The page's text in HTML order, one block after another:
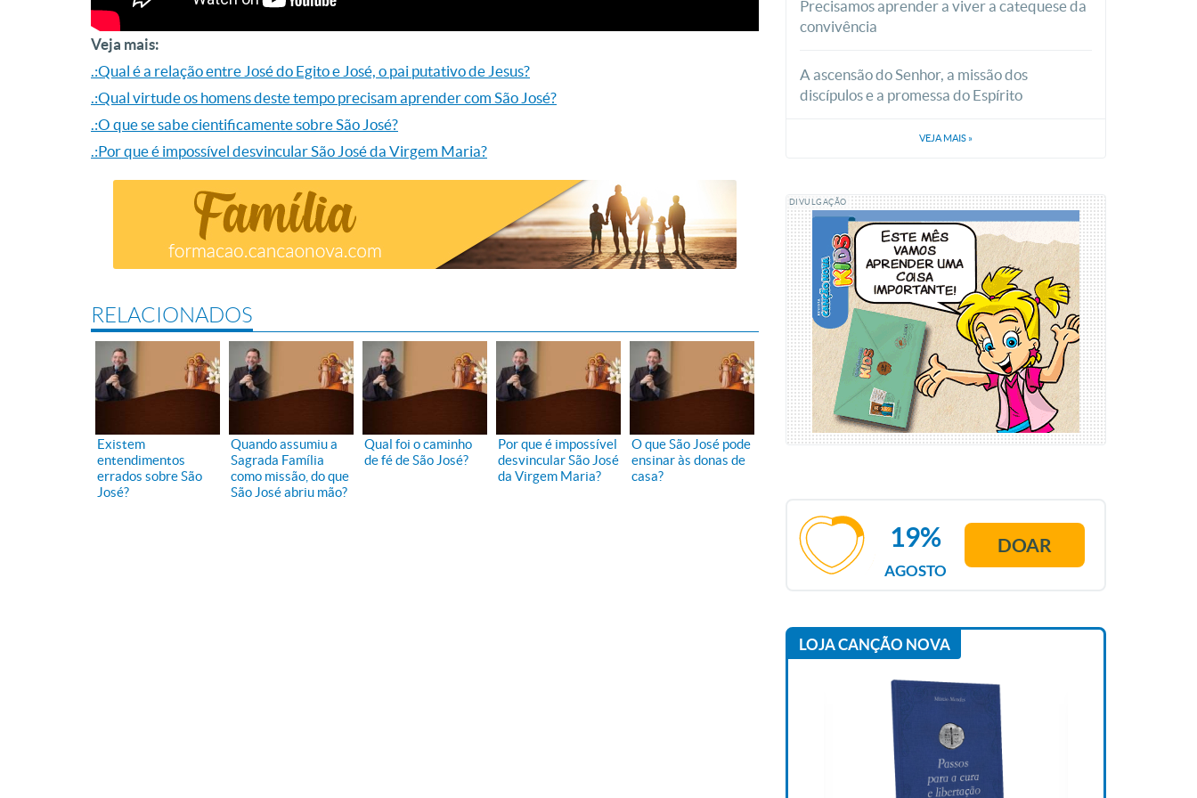
Veja mais:
.:Qual é a relação entre José do Egito e José, o pai putativo de Jesus?
.:Qual virtude os homens deste tempo precisam aprender com São José?
.:O que se sabe cientificamente sobre São José?
.:Por que é impossível desvincular São José da Virgem Maria?
RELACIONADOS
Existem
entendimentos
errados sobre São
José?
Quando assumiu a
Sagrada Família
como missão, do que
São José abriu mão?
Qual foi o caminho
de fé de São José?
Por que é impossível
desvincular São José
da Virgem Maria?
O que São José pode
ensinar às donas de
casa?
Precisamos aprender a viver a catequese da
convivência
A ascensão do Senhor, a missão dos
discípulos e a promessa do Espírito
VEJA MAIS »
DIVULGAÇÃO
AGOSTO
19% DOAR
LOJA CANÇÃO NOVA